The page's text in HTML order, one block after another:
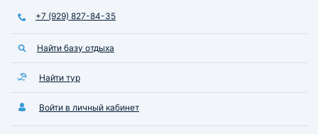
+7 (929) 827-84-35
Найти базу отдыха
Найти тур
Войти в личный кабинет